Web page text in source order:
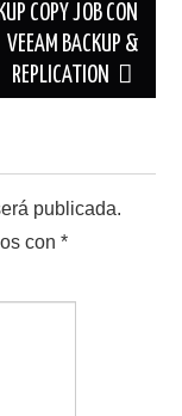
COPY JOB CON
VEEAM BACKUP &
REPLICATION
publicada.
con*